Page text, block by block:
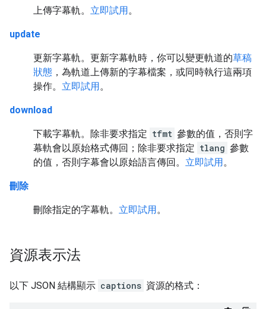
上傳字幕軌。 立即試用。
update
更新字幕軌。更新字幕軌時，你可以變更軌道的草稿
狀態 ，為軌道上傳新的字幕檔案，或同時執行這兩項
操作。 立即試用。
download
下載字幕軌。除非要求指定 tfmt 參數的值，否則字
幕軌會以原始格式傳回；除非要求指定 tlang 參數
的值，否則字幕會以原始語言傳回。 立即試用。
刪除
刪除指定的字幕軌。 立即試用。
資源表示法
以下 JSON 結構顯示 captions 資源的格式：